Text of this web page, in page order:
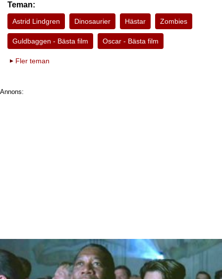
Teman:
Astrid Lindgren Dinosaurier Hästar Zombies
Guldbaggen - Bästa film Oscar - Bästa film
Fler teman
Annons: